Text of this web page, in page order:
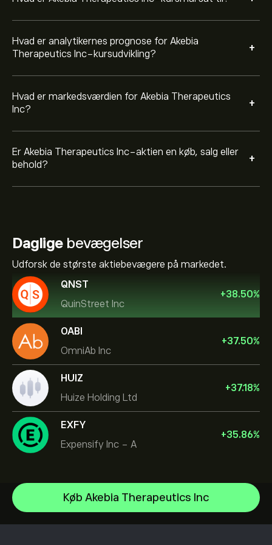
Hvad er analytikernes prognose for Akebia
Therapeutics Inc-kursudvikling?
+
Hvad er markedsværdien for Akebia Therapeutics
Inc?
+
Er Akebia Therapeutics Inc-aktien en køb, salg eller
behold?
+
Dagligebevægelser
Udforsk de største aktiebevægere på markedet.
QNST
QuinStreet Inc
+38.50%
OABI
OmniAb Inc
+37.50%
HUIZ
Huize Holding Ltd
+37.18%
EXFY
Expensify Inc - A
+35.86%
Køb Akebia Therapeutics Inc
NVIDIA Corporation
Amazon.com Inc